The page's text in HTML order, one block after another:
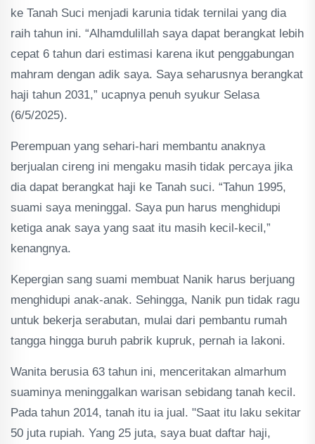
ke Tanah Suci menjadi karunia tidak ternilai yang dia
raih tahun ini. “Alhamdulillah saya dapat berangkat lebih
cepat 6 tahun dari estimasi karena ikut penggabungan
mahram dengan adik saya. Saya seharusnya berangkat
haji tahun 2031,” ucapnya penuh syukur Selasa
(6/5/2025).
Perempuan yang sehari-hari membantu anaknya
berjualan cireng ini mengaku masih tidak percaya jika
dia dapat berangkat haji ke Tanah suci. “Tahun 1995,
suami saya meninggal. Saya pun harus menghidupi
ketiga anak saya yang saat itu masih kecil-kecil,”
kenangnya.
Kepergian sang suami membuat Nanik harus berjuang
menghidupi anak-anak. Sehingga, Nanik pun tidak ragu
untuk bekerja serabutan, mulai dari pembantu rumah
tangga hingga buruh pabrik kupruk, pernah ia lakoni.
Wanita berusia 63 tahun ini, menceritakan almarhum
suaminya meninggalkan warisan sebidang tanah kecil.
Pada tahun 2014, tanah itu ia jual. "Saat itu laku sekitar
50 juta rupiah. Yang 25 juta, saya buat daftar haji,